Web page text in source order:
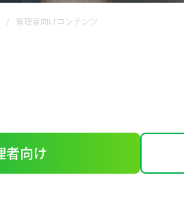
管理者向けコンテンツ
者向け